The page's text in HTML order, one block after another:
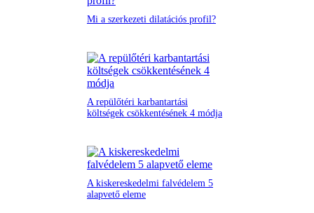
Mi a szerkezeti dilatációs profil?
A repülőtéri karbantartási
költségek csökkentésének 4 módja
A kiskereskedelmi falvédelem 5
alapvető eleme